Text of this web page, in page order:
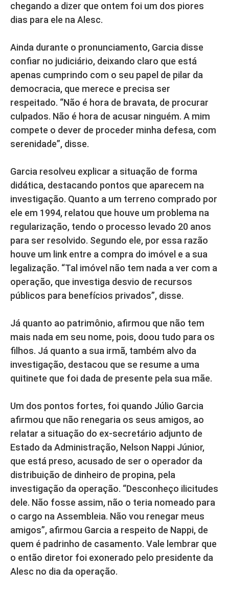
chegando a dizer que ontem foi um dos piores
dias para ele na Alesc.
Ainda durante o pronunciamento, Garcia disse
confiar no judiciário, deixando claro que está
apenas cumprindo com o seu papel de pilar da
democracia, que merece e precisa ser
respeitado. “Não é hora de bravata, de procurar
culpados. Não é hora de acusar ninguém. A mim
compete o dever de proceder minha defesa, com
serenidade”, disse.
Garcia resolveu explicar a situação de forma
didática, destacando pontos que aparecem na
investigação. Quanto a um terreno comprado por
ele em 1994, relatou que houve um problema na
regularização, tendo o processo levado 20 anos
para ser resolvido. Segundo ele, por essa razão
houve um link entre a compra do imóvel e a sua
legalização. “Tal imóvel não tem nada a ver com a
operação, que investiga desvio de recursos
públicos para benefícios privados”, disse.
Já quanto ao patrimônio, afirmou que não tem
mais nada em seu nome, pois, doou tudo para os
filhos. Já quanto a sua irmã, também alvo da
investigação, destacou que se resume a uma
quitinete que foi dada de presente pela sua mãe.
Um dos pontos fortes, foi quando Júlio Garcia
afirmou que não renegaria os seus amigos, ao
relatar a situação do ex-secretário adjunto de
Estado da Administração, Nelson Nappi Júnior,
que está preso, acusado de ser o operador da
distribuição de dinheiro de propina, pela
investigação da operação. “Desconheço ilicitudes
dele. Não fosse assim, não o teria nomeado para
o cargo na Assembleia. Não vou renegar meus
amigos”, afirmou Garcia a respeito de Nappi, de
quem é padrinho de casamento. Vale lembrar que
o então diretor foi exonerado pelo presidente da
Alesc no dia da operação.